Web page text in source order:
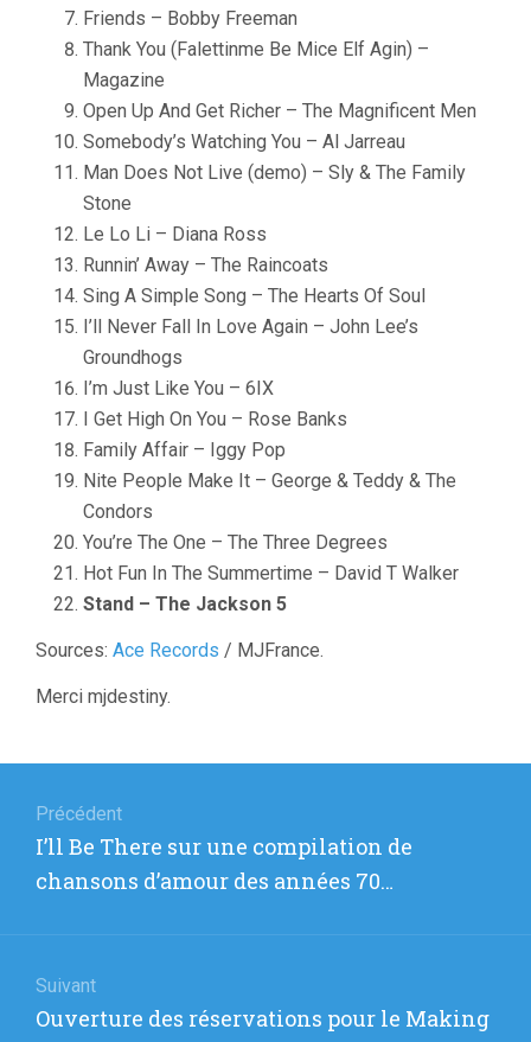
Friends – Bobby Freeman
Thank You (Falettinme Be Mice Elf Agin) –
Magazine
Open Up And Get Richer – The Magnificent Men
Somebody’s Watching You – Al Jarreau
Man Does Not Live (demo) – Sly & The Family
Stone
Le Lo Li – Diana Ross
Runnin’ Away – The Raincoats
Sing A Simple Song – The Hearts Of Soul
I’ll Never Fall In Love Again – John Lee’s
Groundhogs
I’m Just Like You – 6IX
I Get High On You – Rose Banks
Family Affair – Iggy Pop
Nite People Make It – George & Teddy & The
Condors
You’re The One – The Three Degrees
Hot Fun In The Summertime – David T Walker
Stand – The Jackson 5
Sources: Ace Records / MJFrance.
Merci mjdestiny.
de
l’article
Précédent
Article
précédent
I’ll Be There sur une compilation de
chansons d’amour des années 70…
Suivant
Article
Ouverture des réservations pour le Making